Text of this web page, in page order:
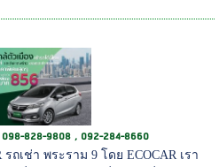
098-828-9808 , 092-284-8660
ถเช่า พระราม 9 โดย ECOCAR เรา